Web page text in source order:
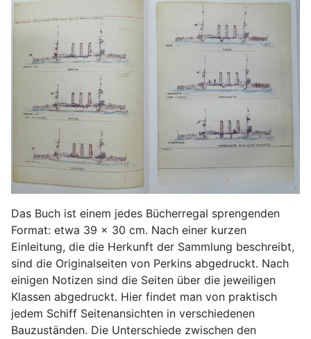
Das Buch ist einem jedes Bücherregal sprengenden
Format: etwa 39 x 30 cm. Nach einer kurzen
Einleitung, die die Herkunft der Sammlung beschreibt,
sind die Originalseiten von Perkins abgedruckt. Nach
einigen Notizen sind die Seiten über die jeweiligen
Klassen abgedruckt. Hier findet man von praktisch
jedem Schiff Seitenansichten in verschiedenen
Bauzuständen. Die Unterschiede zwischen den